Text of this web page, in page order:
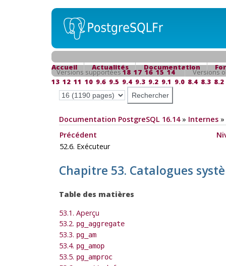
Accueil Actualités Documentation
Versions supportées18 17 16 15 14
Versions
13 12 11 10 9.6 9.5 9.4 9.3 9.2 9.1 9.0 8.4 8.3 8.2
Documentation PostgreSQL 16.14» Internes»
Précédent
52.6. Exécuteur
Chapitre 53. Catalogues
Table des matières
53.1. Aperçu
53.2. pg_aggregate
53.3. pg_am
53.4. pg_amop
53.5. pg_amproc